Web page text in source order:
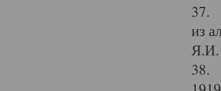
37.
из
Я.И.
38.